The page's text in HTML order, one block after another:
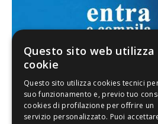
Questo sito web utilizza
cookie